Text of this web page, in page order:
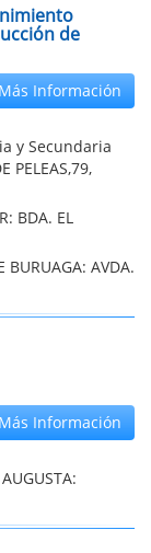
de
Información
y Secundaria
PELEAS,79,
BDA. EL
AVDA.
Información